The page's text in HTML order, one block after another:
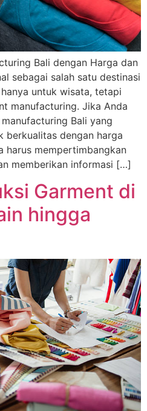
Bali dengan Harga dan
sebagai salah satu destinasi
untuk wisata, tetapi
manufacturing. Jika Anda
Bali yang
berkualitas dengan harga
harus mempertimbangkan
memberikan informasi […]
Garment di
hingga